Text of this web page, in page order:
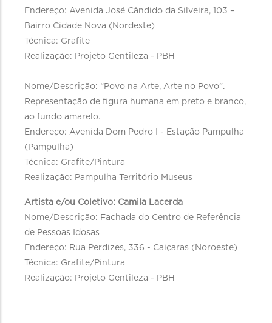
Endereço: Avenida José Cândido da Silveira, 103 –
Bairro Cidade Nova (Nordeste)
Técnica: Grafite
Realização: Projeto Gentileza - PBH
Nome/Descrição: “Povo na Arte, Arte no Povo”.
Representação de figura humana em preto e branco,
ao fundo amarelo.
Endereço: Avenida Dom Pedro I - Estação Pampulha
(Pampulha)
Técnica: Grafite/Pintura
Realização: Pampulha Território Museus
Artista e/ou Coletivo: Camila Lacerda
Nome/Descrição: Fachada do Centro de Referência
de Pessoas Idosas
Endereço: Rua Perdizes, 336 - Caiçaras (Noroeste)
Técnica: Grafite/Pintura
Realização: Projeto Gentileza - PBH